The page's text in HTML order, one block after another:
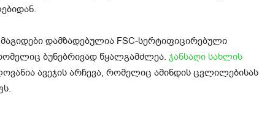
დამზადებულია FSC-სერტიფიცირებული
ბუნებრივად წყალგამძლეა. ჯანსაღი სახლის
ავეჯის არჩევა, რომელიც ამინდის ცვლილებისას